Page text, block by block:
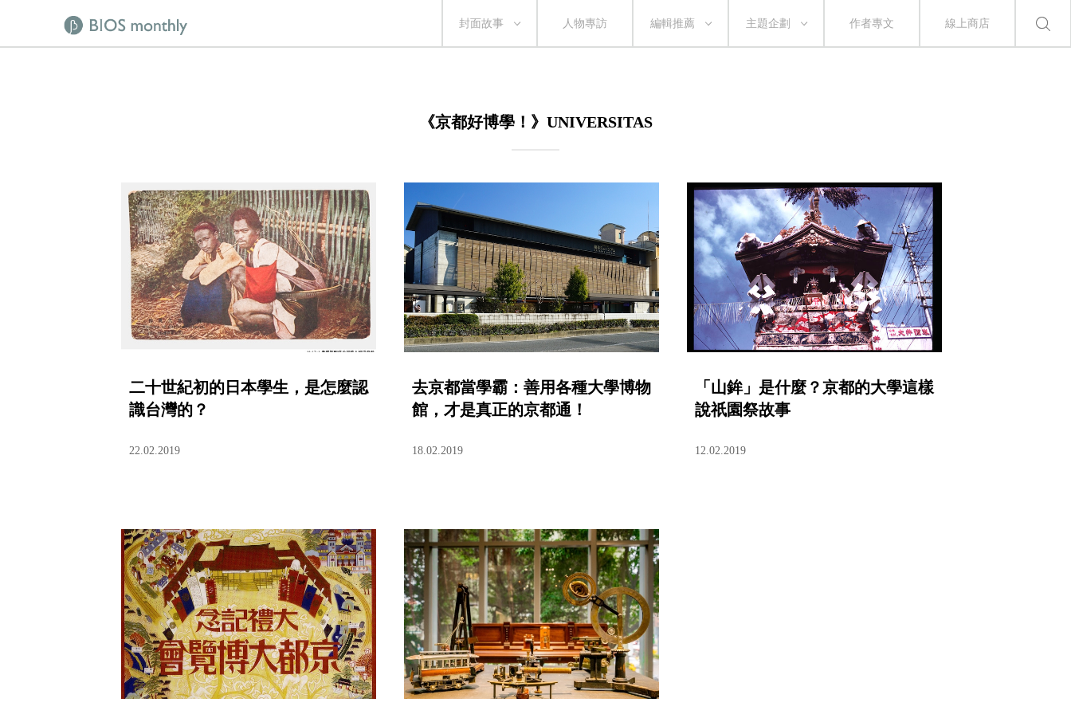
封面故事 人物專訪 編輯推薦 主題企劃 作者專文 線上商店
《京都好博學！》UNIVERSITAS
二十世紀初的日本學生，是怎麼認
識台灣的？
22.02.2019
去京都當學霸：善用各種大學博物
館，才是真正的京都通！
18.02.2019
「山鉾」是什麼？京都的大學這樣
說祇園祭故事
12.02.2019